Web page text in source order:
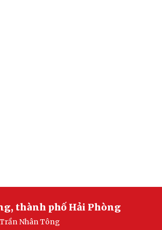
thành phố Hải Phòng
Nhân Tông